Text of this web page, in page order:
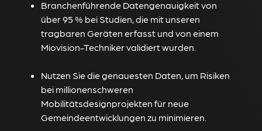
Branchenführende Datengenauigkeit von
über 95 % bei Studien, die mit unseren
tragbaren Geräten erfasst und von einem
Miovision-Techniker validiert wurden.
Nutzen Sie die genauesten Daten, um Risiken
bei millionenschweren
Mobilitätsdesignprojekten für neue
Gemeindeentwicklungen zu minimieren.